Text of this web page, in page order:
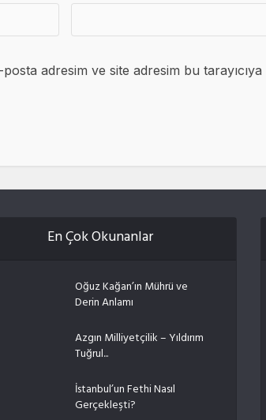
adresim ve site adresim bu tarayıcıya
En Çok Okunanlar
Oğuz Kağan’ın Mührü ve
Derin Anlamı
Azgın Milliyetçilik – Yıldırım
Tuğrul...
İstanbul’un Fethi Nasıl
Gerçekleşti?